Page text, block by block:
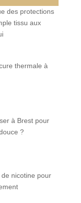
des protections
tissu aux
thermale à
à Brest pour
?
nicotine pour